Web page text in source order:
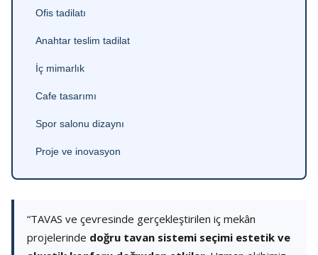
Ofis tadilatı
Anahtar teslim tadilat
İç mimarlık
Cafe tasarımı
Spor salonu dizaynı
Proje ve inovasyon
“TAVAS ve çevresinde gerçekleştirilen iç mekân
projelerinde doğru tavan sistemi seçimi estetik ve